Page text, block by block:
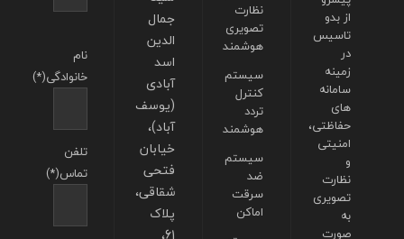
نام
خانوادگی(*)
تلفن
تماس(*)
جمال
الدین
اسد
آبادی
(یوسف
آباد)،
خیابان
فتحی
شقاقی،
پلاک
نظارت
تصویری
هوشمند
سیستم
کنترل
تردد
هوشمند
سیستم
ضد
سرقت
اماکن
از بدو
تاسیس
در
زمینه
سامانه
های
حفاظتی،
امنیتی
و
نظارت
تصویری
به
صورت